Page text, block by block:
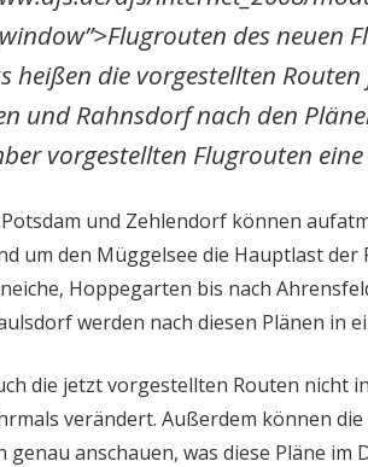
des
heißen die vorgestellten
und Rahnsdorf nach den
vorgestellten Flugrouten
und Zehlendorf können
um den Müggelsee die Hauptlast
Hoppegarten bis nach
werden nach diesen Plänen in
die jetzt vorgestellten Routen nicht
verändert. Außerdem können
genau anschauen, was diese Pläne